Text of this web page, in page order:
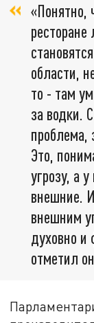
«Понятно,
области,
то - там
за водки.
проблема,
Это,
угрозу, а
внешние.
внешним
духовно и
отметил